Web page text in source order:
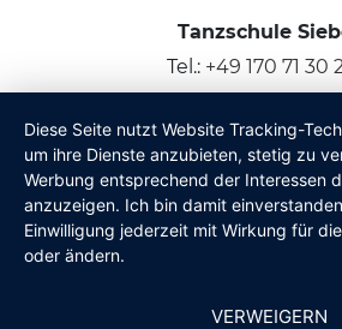
Diese Seite nutzt Website Tracking-
um ihre Dienste anzubieten, stetig zu
Werbung entsprechend der Interessen
anzuzeigen. Ich bin damit
Einwilligung jederzeit mit Wirkung für
oder ändern.
VERWEIGERN
Tanzschule
Tel.: +49 170 71 30
© 2026Claus